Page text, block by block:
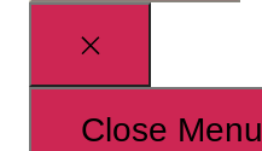
Close
search
Close Menu